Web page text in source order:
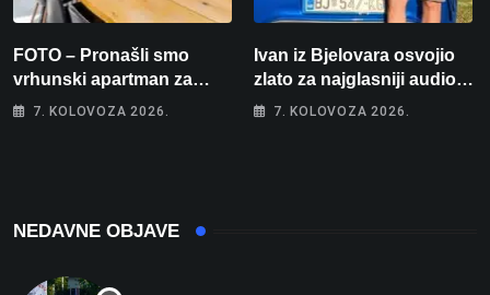
FOTO – Pronašli smo
vrhunski apartman za
odmor: Pogled na more, tri
7. KOLOVOZA 2026.
Ivan iz Bjelovara osvojio
zlato za najglasniji audio
sustav i srušio osobni
7. KOLOVOZA 2026.
NEDAVNE OBJAVE